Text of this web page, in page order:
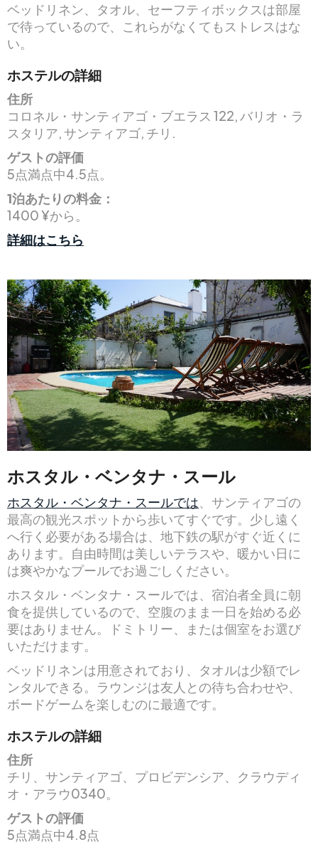
ベッドリネン、タオル、セーフティボックスは部屋
で待っているので、これらがなくてもストレスはな
い。
ホステルの詳細
住所
コロネル・サンティアゴ・ブエラス 122, バリオ・ラ
スタリア, サンティアゴ, チリ.
ゲストの評価
5点満点中4.5点。
1泊あたりの料金：
1400 ¥から。
詳細はこちら
ホスタル・ベンタナ・スール
ホスタル・ベンタナ・スールでは、サンティアゴの
最高の観光スポットから歩いてすぐです。少し遠く
へ行く必要がある場合は、地下鉄の駅がすぐ近くに
あります。自由時間は美しいテラスや、暖かい日に
は爽やかなプールでお過ごしください。
ホスタル・ベンタナ・スールでは、宿泊者全員に朝
食を提供しているので、空腹のまま一日を始める必
要はありません。ドミトリー、または個室をお選び
いただけます。
ベッドリネンは用意されており、タオルは少額でレ
ンタルできる。ラウンジは友人との待ち合わせや、
ボードゲームを楽しむのに最適です。
ホステルの詳細
住所
チリ、サンティアゴ、プロビデンシア、クラウディ
オ・アラウ0340。
ゲストの評価
5点満点中4.8点